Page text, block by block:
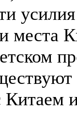
места
Китаем